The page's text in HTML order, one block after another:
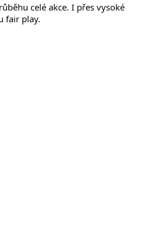
celé akce. I přes vysoké
fair play.